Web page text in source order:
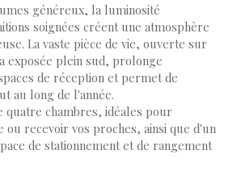
généreux, la luminosité
soignées créent une atmosphère
La vaste pièce de vie, ouverte sur
exposée plein sud, prolonge
de réception et permet de
au long de l'année.
quatre chambres, idéales pour
recevoir vos proches, ainsi que d'un
de stationnement et de rangement